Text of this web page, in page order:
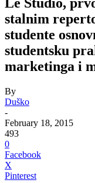
stalnim
studente
studentsku
marketinga i
By
Duško
-
February 18, 2015
493
0
Facebook
X
Pinterest